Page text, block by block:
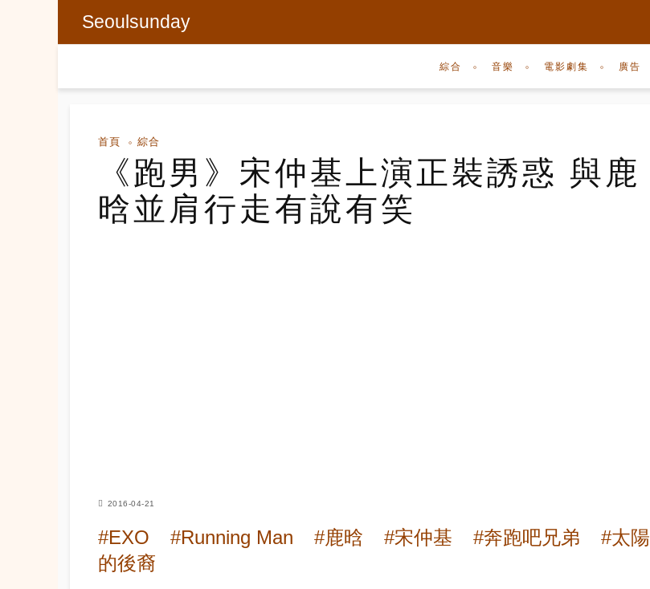
Seoulsunday
綜合 音樂 電影劇集 廣告
首頁 綜合
《跑男》宋仲基上演正裝誘惑 與鹿
晗並肩行走有說有笑
2016-04-21
#EXO #Running Man #鹿晗 #宋仲基 #奔跑吧兄弟
#太陽
的後裔